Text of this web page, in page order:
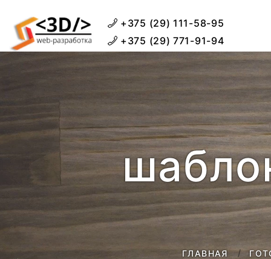
+375 (29) 111-58-95
+375 (29) 771-91-94
ГЛАВНАЯ